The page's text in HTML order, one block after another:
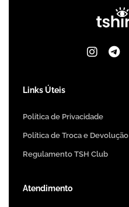
Links Úteis
Política de Privacidade
Política de Troca e Devolução
Regulamento TSH Club
Atendimento